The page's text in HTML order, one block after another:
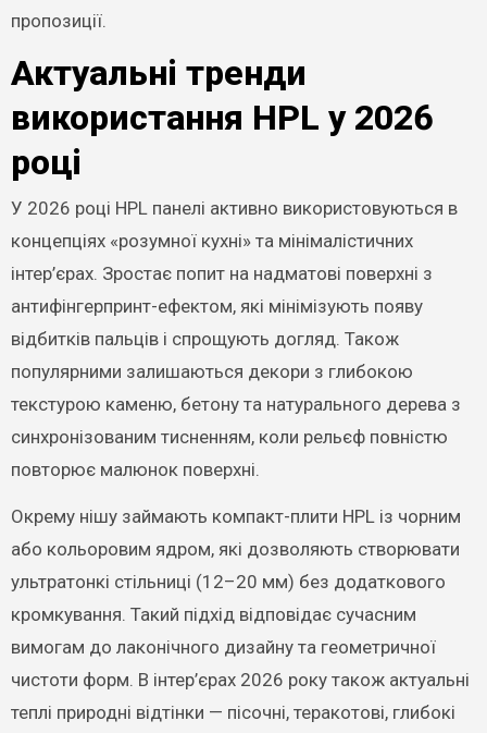
пропозиції.
Актуальні тренди
використання HPL у 2026
році
У 2026 році HPL панелі активно використовуються в
концепціях «розумної кухні» та мінімалістичних
інтер’єрах. Зростає попит на надматові поверхні з
антифінгерпринт-ефектом, які мінімізують появу
відбитків пальців і спрощують догляд. Також
популярними залишаються декори з глибокою
текстурою каменю, бетону та натурального дерева з
синхронізованим тисненням, коли рельєф повністю
повторює малюнок поверхні.
Окрему нішу займають компакт-плити HPL із чорним
або кольоровим ядром, які дозволяють створювати
ультратонкі стільниці (12–20 мм) без додаткового
кромкування. Такий підхід відповідає сучасним
вимогам до лаконічного дизайну та геометричної
чистоти форм. В інтер’єрах 2026 року також актуальні
теплі природні відтінки — пісочні, теракотові, глибокі